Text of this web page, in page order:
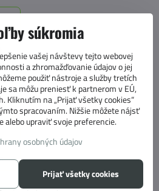
súkromia
vašej návštevy tejto webovej
a zhromažďovanie údajov o jej
použiť nástroje a služby tretích
sa môžu preniesť k partnerom v EÚ,
Kliknutím na „Prijať všetky cookies“
spracovaním. Nižšie môžete nájsť
alebo upraviť svoje preferencie.
osobných údajov
Prijať všetky cookies